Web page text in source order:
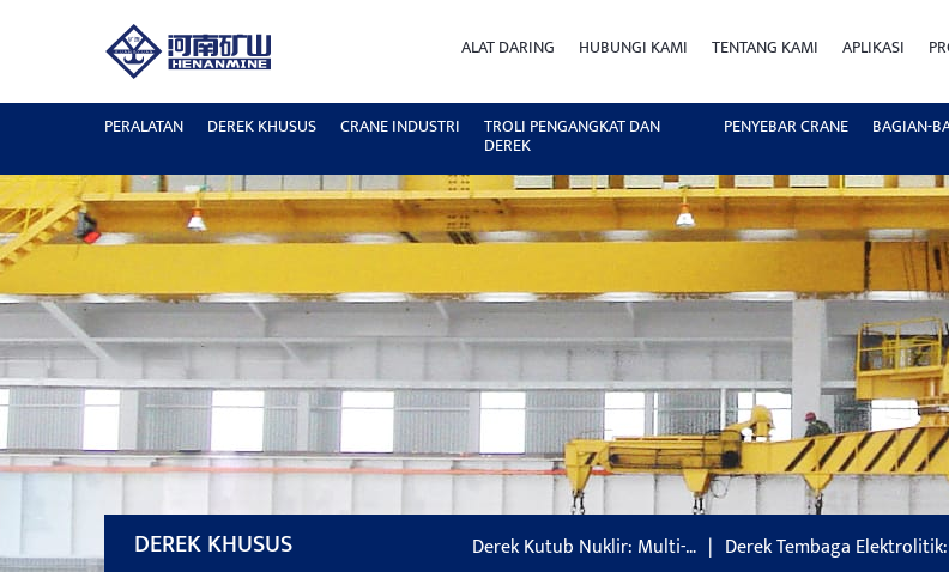
ALAT DARING HUBUNGI KAMI TENTANG KAMI APLIKASI
PERALATAN DEREK KHUSUS CRANE INDUSTRI TROLI PENGANGKAT DAN
DEREK
PENYEBAR CRANE BAGIAN-
DEREK KHUSUS Derek Kutub Nuklir: Multi-… Derek Tembaga